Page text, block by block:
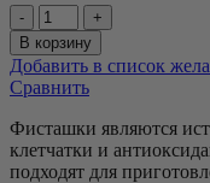
Количество
товара
Обжаренные
и
соленые
фисташки
в
скорлупе
В корзину
Добавить в список
Сравнить
Фисташки являются
клетчатки и
подходят для